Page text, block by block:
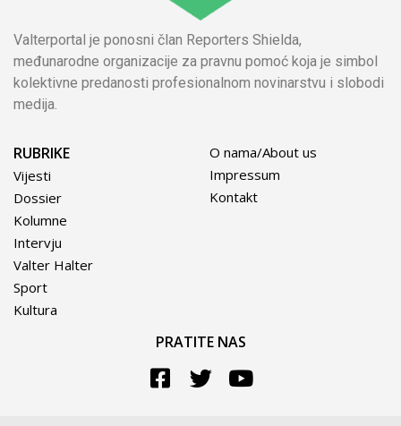
Valterportal je ponosni član Reporters Shielda,
međunarodne organizacije za pravnu pomoć koja je simbol
kolektivne predanosti profesionalnom novinarstvu i slobodi
medija.
RUBRIKE
Vijesti
Dossier
Kolumne
Intervju
Valter Halter
Sport
Kultura
O nama/About us
Impressum
Kontakt
PRATITE NAS